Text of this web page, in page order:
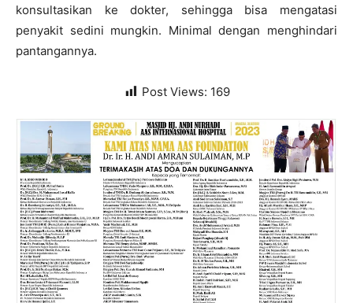
konsultasikan ke dokter, sehingga bisa mengatasi
penyakit sedini mungkin. Minimal dengan menghindari
pantangannya.
Post Views: 169